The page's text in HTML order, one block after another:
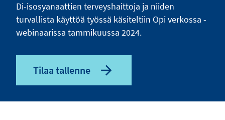
Di-isosyanaattien terveyshaittoja ja niiden
turvallista käyttöä työssä käsiteltiin Opi verkossa -
webinaarissa tammikuussa 2024.
Tilaa tallenne